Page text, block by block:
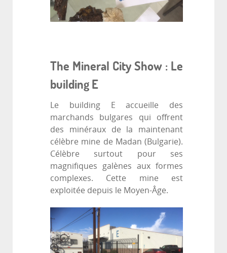
The Mineral City Show : Le
building E
Le building E accueille des
marchands bulgares qui offrent
des minéraux de la maintenant
célèbre mine de Madan (Bulgarie).
Célèbre surtout pour ses
magnifiques galènes aux formes
complexes. Cette mine est
exploitée depuis le Moyen-Âge.